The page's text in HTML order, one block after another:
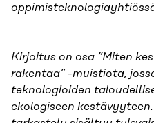
Kirjoitus on osa ”Miten
rakentaa” -muistiota,
teknologioiden
ekologiseen